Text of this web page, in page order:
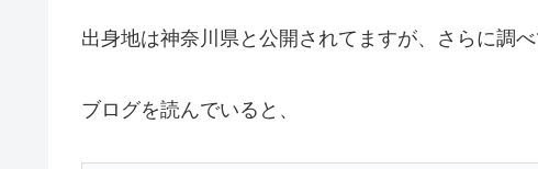
出身地は神奈川県と公開されてますが、さらに調べ
ブログを読んでいると、